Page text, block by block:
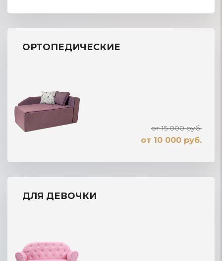
ОРТОПЕДИЧЕСКИЕ
от 15 000 руб.
от 10 000 руб.
ДЛЯ ДЕВОЧКИ